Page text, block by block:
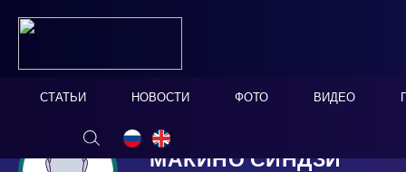
СТАТЬИ НОВОСТИ ФОТО ВИДЕО
МАКИНО СИНДЗИ